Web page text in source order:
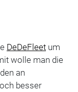
DeDeFleetum
wolle man die
an
besser